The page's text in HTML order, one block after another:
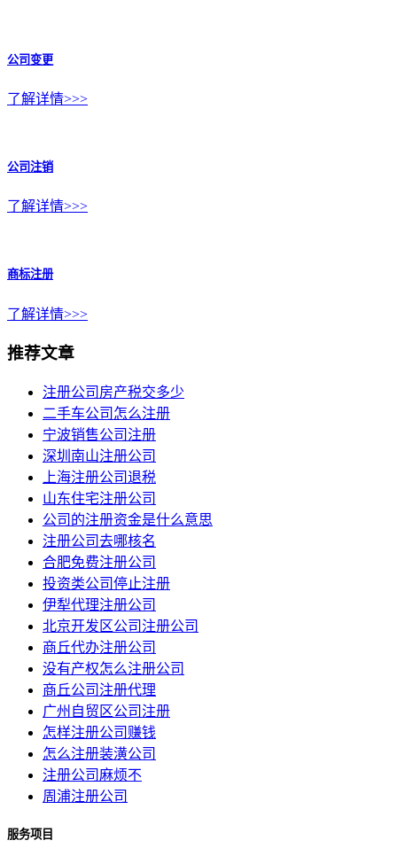
公司变更
了解详情>>>
公司注销
了解详情>>>
商标注册
了解详情>>>
推荐文章
注册公司房产税交多少
二手车公司怎么注册
宁波销售公司注册
深圳南山注册公司
上海注册公司退税
山东住宅注册公司
公司的注册资金是什么意思
注册公司去哪核名
合肥免费注册公司
投资类公司停止注册
伊犁代理注册公司
北京开发区公司注册公司
商丘代办注册公司
没有产权怎么注册公司
商丘公司注册代理
广州自贸区公司注册
怎样注册公司赚钱
怎么注册装潢公司
注册公司麻烦不
周浦注册公司
服务项目